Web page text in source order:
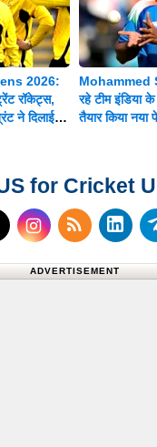
2026:
रॉकेट्स,
ने दिलाई 8
Mohammed
रहे टीम इंडिया
तैयार किया
for Cricket
us on Facebook
us on X
ADVERTISEMENT